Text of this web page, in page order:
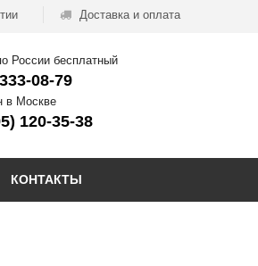
Доставка и оплата
России бесплатный
08-79
в Москве
120-35-38
КОНТАКТЫ